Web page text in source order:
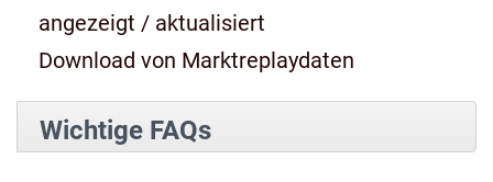
angezeigt / aktualisiert
Download von Marktreplaydaten
Wichtige FAQs